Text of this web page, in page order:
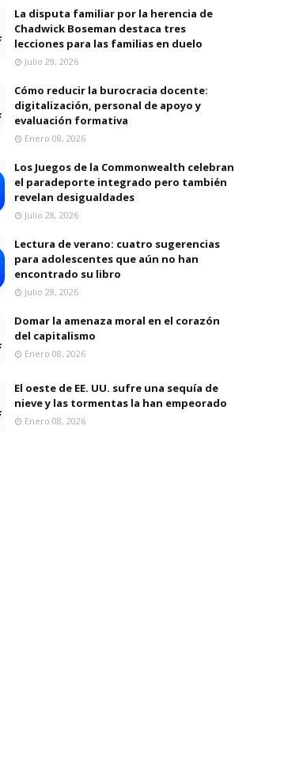
La disputa familiar por la herencia de
Chadwick Boseman destaca tres
lecciones para las familias en duelo
Julio 29, 2026
Cómo reducir la burocracia docente:
digitalización, personal de apoyo y
evaluación formativa
Enero 08, 2026
Los Juegos de la Commonwealth celebran
el paradeporte integrado pero también
revelan desigualdades
Julio 28, 2026
Lectura de verano: cuatro sugerencias
para adolescentes que aún no han
encontrado su libro
Julio 28, 2026
Domar la amenaza moral en el corazón
del capitalismo
Enero 08, 2026
El oeste de EE. UU. sufre una sequía de
nieve y las tormentas la han empeorado
Enero 08, 2026